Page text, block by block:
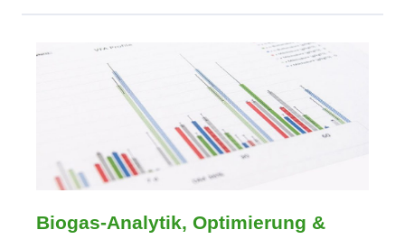
Biogas-Analytik, Optimierung &